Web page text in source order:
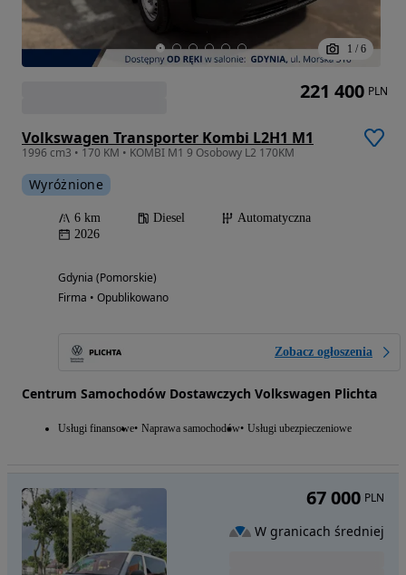
1 / 6
Volkswagen Transporter Kombi L2H1 M1
1996 cm3 • 170 KM • KOMBI M1 9 Osobowy L2 170KM
Wyróżnione
6 km Diesel
Automatyczna
2026
Gdynia (Pomorskie)
Firma • Opublikowano
Zobacz ogłoszenia
Centrum Samochodów Dostawczych Volkswagen Plichta
Usługi finansowe Naprawa samochodów Usługi ubezpieczeniowe
221 400 PLN
67 000 PLN
W granicach średniej